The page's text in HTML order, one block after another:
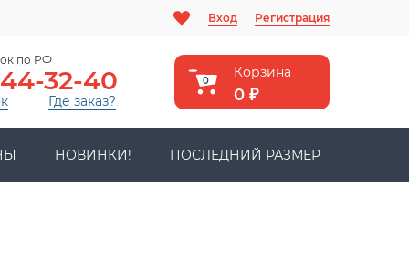
Вход Регистрация
по РФ
32-40
Где заказ?
Корзина
0
0 ₽
НОВИНКИ! ПОСЛЕДНИЙ РАЗМЕР